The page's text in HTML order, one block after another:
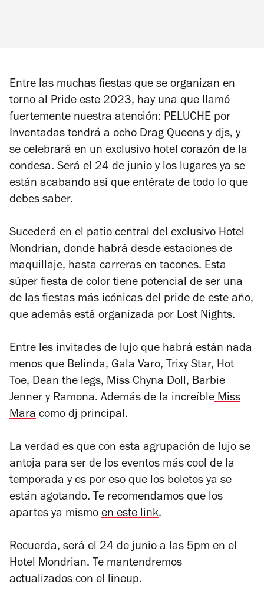
Entre las muchas fiestas que se organizan en
torno al Pride este 2023, hay una que llamó
fuertemente nuestra atención: PELUCHE por
Inventadas tendrá a ocho Drag Queens y djs, y
se celebrará en un exclusivo hotel corazón de la
condesa. Será el 24 de junio y los lugares ya se
están acabando así que entérate de todo lo que
debes saber.
Sucederá en el patio central del exclusivo Hotel
Mondrian, donde habrá desde estaciones de
maquillaje, hasta carreras en tacones. Esta
súper fiesta de color tiene potencial de ser una
de las fiestas más icónicas del pride de este año,
que además está organizada por Lost Nights.
Entre les invitades de lujo que habrá están nada
menos que Belinda, Gala Varo, Trixy Star, Hot
Toe, Dean the legs, Miss Chyna Doll, Barbie
Jenner y Ramona. Además de la increíble Miss
Mara como dj principal.
La verdad es que con esta agrupación de lujo se
antoja para ser de los eventos más cool de la
temporada y es por eso que los boletos ya se
están agotando. Te recomendamos que los
apartes ya mismo en este link.
Recuerda, será el 24 de junio a las 5pm en el
Hotel Mondrian. Te mantendremos
actualizados con el lineup.